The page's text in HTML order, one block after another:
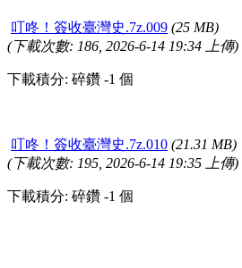
叮咚！簽收臺灣史.7z.009 (25 MB)
(下載次數: 186, 2026-6-14 19:34 上傳)
下載積分: 碎鑽 -1 個
叮咚！簽收臺灣史.7z.010 (21.31 MB)
(下載次數: 195, 2026-6-14 19:35 上傳)
下載積分: 碎鑽 -1 個